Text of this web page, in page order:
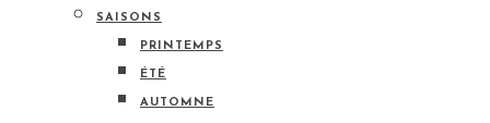
SAISONS
PRINTEMPS
ÉTÉ
AUTOMNE